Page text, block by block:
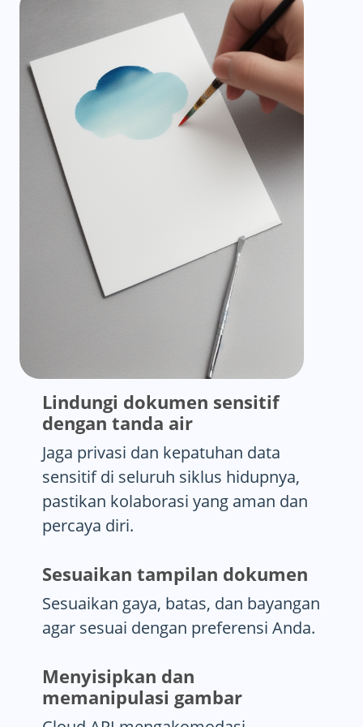
Lindungi dokumen sensitif
dengan tanda air
Jaga privasi dan kepatuhan data
sensitif di seluruh siklus hidupnya,
pastikan kolaborasi yang aman dan
percaya diri.
Sesuaikan tampilan dokumen
Sesuaikan gaya, batas, dan bayangan
agar sesuai dengan preferensi Anda.
Menyisipkan dan
memanipulasi gambar